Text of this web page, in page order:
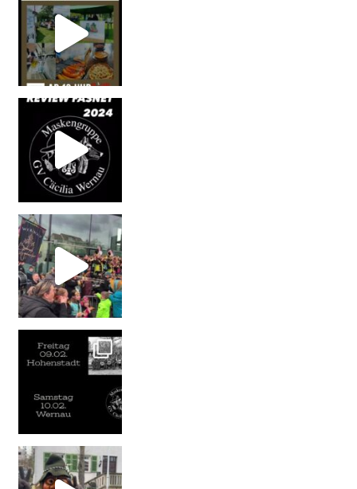
Wernau #fasnet2024 #wernau #wernauernarren #ihrs